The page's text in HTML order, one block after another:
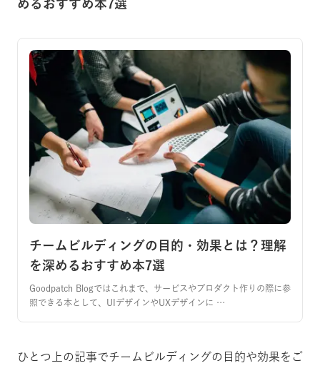
めるおすすめ本7選
チームビルディングの目的・効果とは？理解
を深めるおすすめ本7選
Goodpatch Blogではこれまで、サービスやプロダクト作りの際に参
照できる本として、UIデザインやUXデザインに …
ひとつ上の記事でチームビルディングの目的や効果をご